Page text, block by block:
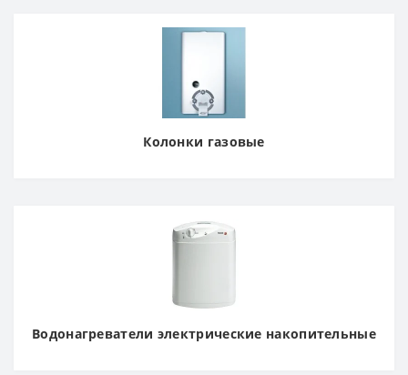
Колонки газовые
Водонагреватели электрические накопительные